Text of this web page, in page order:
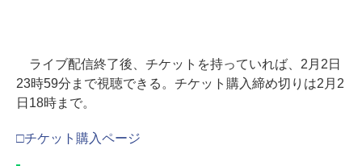
ライブ配信終了後、チケットを持っていれば、2月2日
23時59分まで視聴できる。チケット購入締め切りは2月2
日18時まで。
□チケット購入ページ